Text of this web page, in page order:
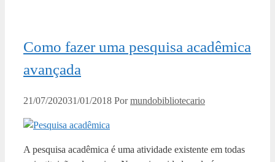
Como fazer uma pesquisa acadêmica
avançada
21/07/202031/01/2018 Pormundobibliotecario
A pesquisa acadêmica é uma atividade existente em todas